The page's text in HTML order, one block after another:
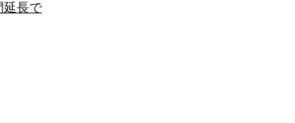
延長で